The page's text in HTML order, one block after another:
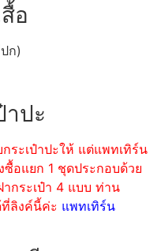
อ
ก)
าปะ
ระเป๋าปะให้ แต่แพทเทิร์น
ซื้อแยก 1 ชุดประกอบด้วย
กระเป๋า 4 แบบ ท่าน
ลิงค์นี้ค่ะ แพทเทิร์น